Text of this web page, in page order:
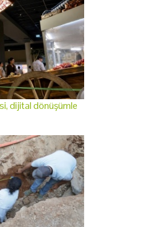
dijital dönüşümle